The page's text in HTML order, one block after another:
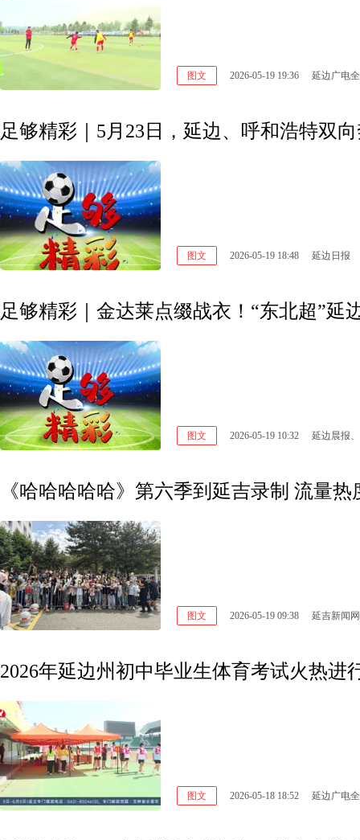
图文 2026-05-19 19:36 延边广电
足够精彩｜5月23日，延边、呼和浩特双
图文 2026-05-19 18:48 延边日报
足够精彩｜金达莱点缀战衣！“东北超”延
图文 2026-05-19 10:32 延边晨报
《哈哈哈哈哈》第六季到延吉录制 流量
图文 2026-05-19 09:38 延吉新闻网
2026年延边州初中毕业生体育考试火热进
图文 2026-05-18 18:52 延边广电